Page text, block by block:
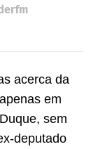
acerca da
em
sem
deputado